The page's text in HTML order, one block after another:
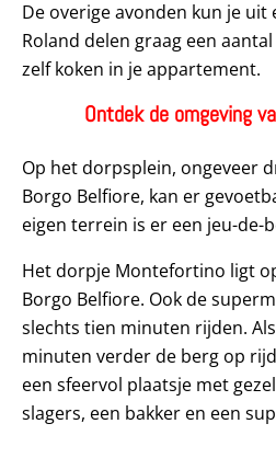
De overige avonden kun je uit
Roland delen graag een
zelf koken in je appartement.
Ontdek de omgeving
Op het dorpsplein, ongeveer
Borgo Belfiore, kan er
eigen terrein is er een jeu-de-
Het dorpje Montefortino ligt
Borgo Belfiore. Ook de
slechts tien minuten rijden.
minuten verder de berg op
een sfeervol plaatsje met
slagers, een bakker en een